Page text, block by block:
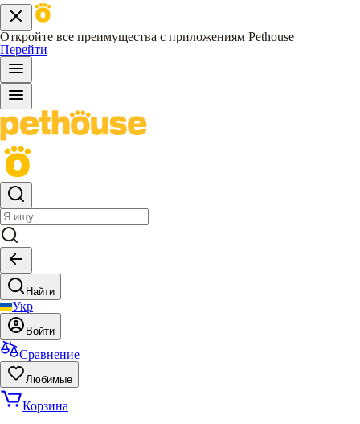
Откройте все преимущества с приложениям Pethouse
Перейти
Найти
Укр
Войти
Сравнение
Любимые
Корзина